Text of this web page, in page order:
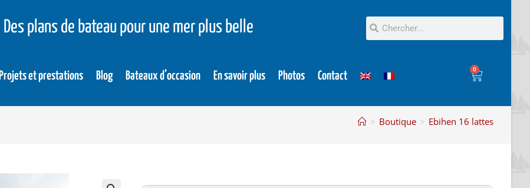
Des plans de bateau pour une mer plus belle
Projets et prestations Blog Bateaux d’occasion En savoir plus Photos Contact
0
> Boutique > Ebihen 16 lattes